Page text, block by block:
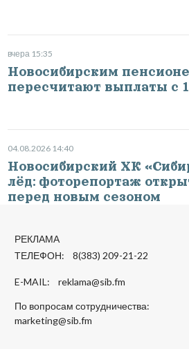
вчера 15:35
Новосибирским
пересчитают выплаты с
04.08.2026 14:40
Новосибирский ХК
лёд: фоторепортаж
перед новым сезоном
РЕКЛАМА
ТЕЛЕФОН: 8(383) 209-21-22
E-MAIL: reklama@sib.fm
По вопросам сотрудничества:
marketing@sib.fm